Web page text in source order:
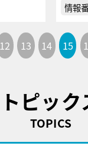
情報
12 13 14 15
トピック
TOPICS